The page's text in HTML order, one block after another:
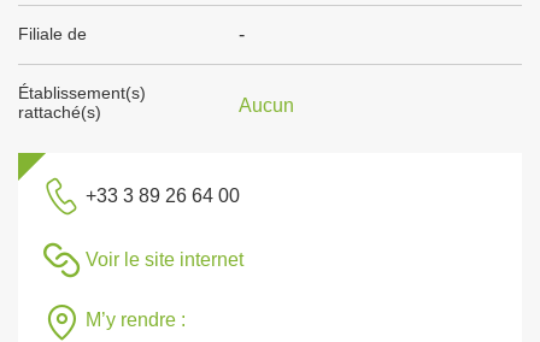
Filiale de -
Établissement(s)
rattaché(s)
Aucun
+33 3 89 26 64 00
Voir le site internet
M’y rendre :